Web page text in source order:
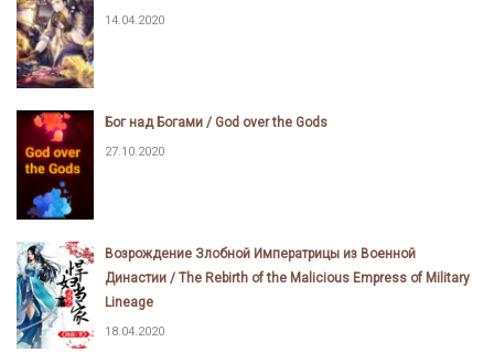
14.04.2020
Бог над Богами / God over the Gods
27.10.2020
Возрождение Злобной Императрицы из Военной
Династии / The Rebirth of the Malicious Empress of Military
Lineage
18.04.2020